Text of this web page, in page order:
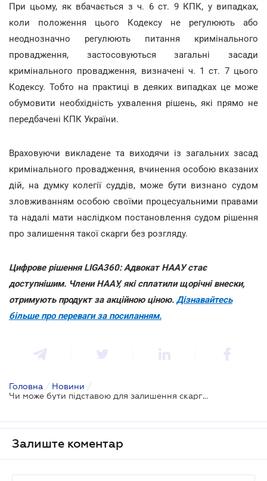
При цьому, як вбачається з ч. 6 ст. 9 КПК, у випадках,
коли положення цього Кодексу не регулюють або
неоднозначно регулюють питання кримінального
провадження, застосовуються загальні засади
кримінального провадження, визначені ч. 1 ст. 7 цього
Кодексу. Тобто на практиці в деяких випадках це може
обумовити необхідність ухвалення рішень, які прямо не
передбачені КПК України.
Враховуючи викладене та виходячи із загальних засад
кримінального провадження, вчинення особою вказаних
дій, на думку колегії суддів, може бути визнано судом
зловживанням особою своїми процесуальними правами
та надалі мати наслідком постановлення судом рішення
про залишення такої скарги без розгляду.
Цифрове рішення LIGA360: Адвокат НААУ стає
доступнішим. Члени НААУ, які сплатили щорічні внески,
отримують продукт за акційною ціною. Дізнавайтесь
більше про переваги за посиланням.
Головна / Новини /
Чи може бути підставою для залишення скарги без розгляду нецензурна лайка у документах - ВС
Залиште коментар